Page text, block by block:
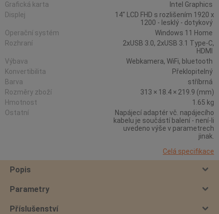
Grafická karta
Intel Graphics
Displej
14" LCD FHD s rozlišením 1920 x
1200 - lesklý - dotykový
Operační systém
Windows 11 Home
Rozhraní
2xUSB 3.0, 2xUSB 3.1 Type-C,
HDMI
Výbava
Webkamera, WiFi, bluetooth
Konvertibilita
Překlopitelný
Barva
stříbrná
Rozměry zboží
313 × 18.4 × 219.9 (mm)
Hmotnost
1.65 kg
Ostatní
Napájecí adaptér vč. napájecího
kabelu je součástí balení - není-li
uvedeno výše v parametrech
jinak.
Celá specifikace
Popis
Parametry
Příslušenství